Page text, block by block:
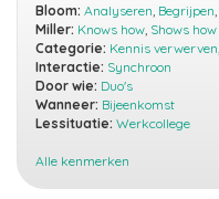
Bloom: Analyseren Begrijpen
Miller: Knows how Shows how
Categorie: Kennis verwerven
Interactie: Synchroon
Door wie: Duo's
Wanneer: Bijeenkomst
Lessituatie: Werkcollege
Alle kenmerken